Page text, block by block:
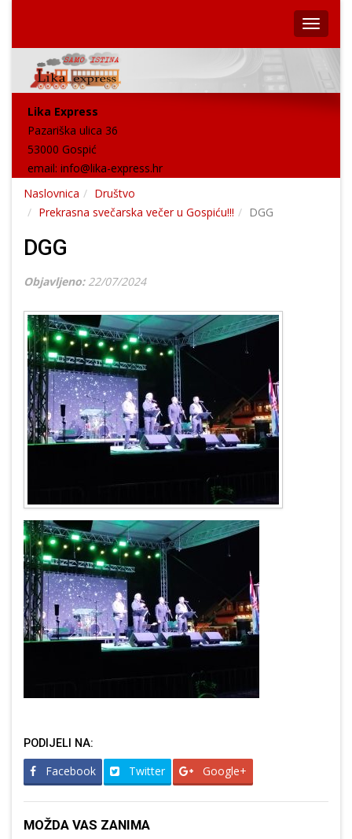
Lika Express
Pazariška ulica 36
53000 Gospić
email: info@lika-express.hr
Naslovnica
Društvo
Prekrasna svečarska večer u Gospiću!!!
DGG
DGG
Objavljeno: 22/07/2024
PODIJELI NA:
Facebook Twitter Google+
MOŽDA VAS ZANIMA